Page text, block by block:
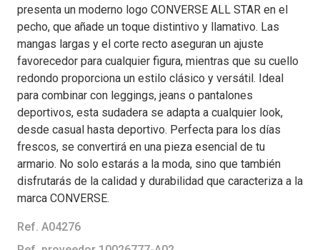
presenta un moderno logo CONVERSE ALL STAR en el
pecho, que añade un toque distintivo y llamativo. Las
mangas largas y el corte recto aseguran un ajuste
favorecedor para cualquier figura, mientras que su cuello
redondo proporciona un estilo clásico y versátil. Ideal
para combinar con leggings, jeans o pantalones
deportivos, esta sudadera se adapta a cualquier look,
desde casual hasta deportivo. Perfecta para los días
frescos, se convertirá en una pieza esencial de tu
armario. No solo estarás a la moda, sino que también
disfrutarás de la calidad y durabilidad que caracteriza a la
marca CONVERSE.
Ref. A04276